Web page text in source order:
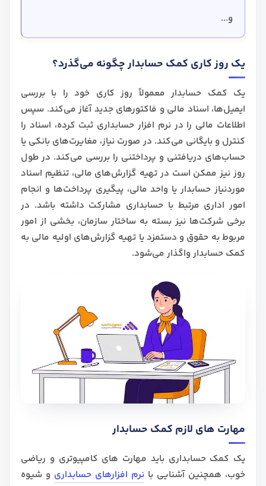
و...
یک روز کاری کمک حسابدار چگونه می‌گذرد؟
یک کمک حسابدار معمولاً روز کاری خود را با بررسی
ایمیل‌ها، اسناد مالی و فاکتورهای جدید آغاز می‌کند. سپس
اطلاعات مالی را در نرم‌ افزار حسابداری ثبت کرده، اسناد را
کنترل و بایگانی می‌کند. در صورت نیاز، مغایرت‌های بانکی یا
حساب‌های دریافتنی و پرداختنی را بررسی می‌کند. در طول
روز نیز ممکن است در تهیه گزارش‌های مالی، تنظیم اسناد
موردنیاز حسابدار یا واحد مالی، پیگیری پرداخت‌ها و انجام
امور اداری مرتبط با حسابداری مشارکت داشته باشد. در
برخی شرکت‌ها نیز بسته به ساختار سازمان، بخشی از امور
مربوط به حقوق و دستمزد یا تهیه گزارش‌های اولیه مالی به
کمک حسابدار واگذار می‌شود.
مهارت های لازم کمک حسابدار
یک کمک حسابداری باید مهارت های کامپیوتری و ریاضی
خوب، همچنین آشنایی با نرم افزارهای حسابداری و شیوه